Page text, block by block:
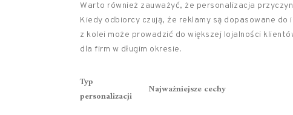
Warto również zauważyć, że personalizacja
Kiedy odbiorcy czują, że reklamy są dopasowane
z kolei może prowadzić do większej lojalności
dla firm w długim okresie.
Typ
personalizacji
Najważniejsze cechy